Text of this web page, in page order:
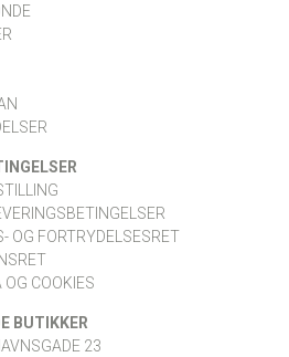
OG FORTRYDELSESRET
OG COOKIES
BUTIKKER
23